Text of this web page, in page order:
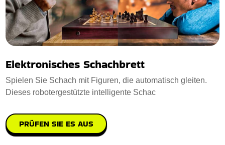
Elektronisches Schachbrett
Spielen Sie Schach mit Figuren, die automatisch gleiten.
Dieses robotergestützte intelligente Schac
PRÜFEN SIE ES AUS